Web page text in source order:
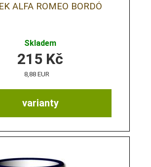
ALFA ROMEO BORDÓ
Skladem
varianty
215 Kč
8,88 EUR